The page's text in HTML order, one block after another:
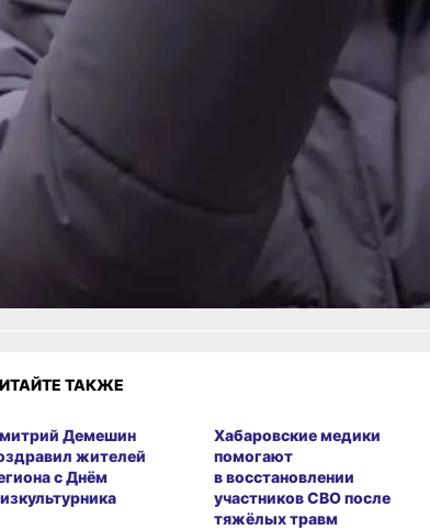
привычек. Теперь и жители Ванино смогут
мобильный интернет, совершать звонки
близким фотографии своего урожая прямо
— рассказал директор МегаФона в Хабаровском
Илья Челышев.
на грядках: дачницы Хабаровского края
опытом и советами
нас в соцсетях:
и
Грустно
Злость
ТАКЖЕ
Демешин
жителей
с Днём
Хабаровские медики
помогают
в восстановлении
участников СВО после
тяжёлых травм